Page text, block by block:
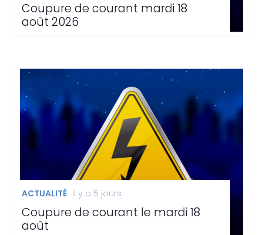
Coupure de courant mardi 18
août 2026
ACTUALITÉ il y a 5 jours
Coupure de courant le mardi 18
août